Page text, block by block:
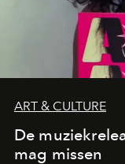
ART & CULTURE
De
mag missen